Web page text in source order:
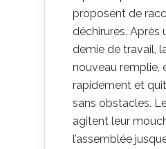
proposent de
déchirures. Après
demie de travail,
nouveau remplie,
rapidement et
sans obstacles.
agitent leur
l’assemblée